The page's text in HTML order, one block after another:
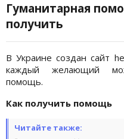
Гуманитарная
получить
В Украине создан сайт
каждый желающий
помощь.
Как получить помощь
Читайте также: